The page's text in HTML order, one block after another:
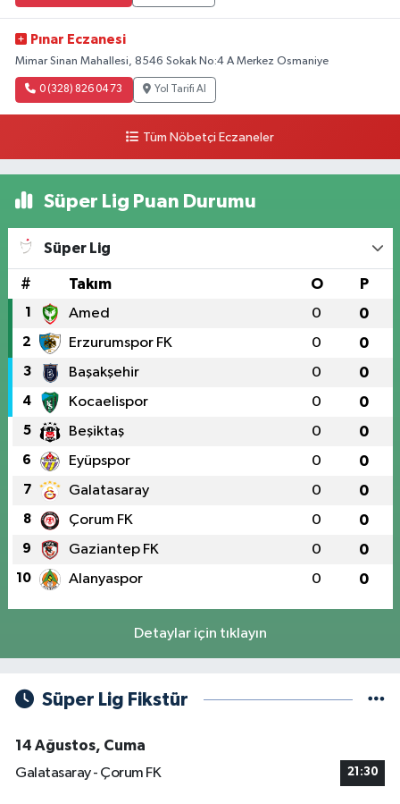
Pınar Eczanesi
Mimar Sinan Mahallesi, 8546 Sokak No:4 A Merkez Osmaniye
0 (328) 826 04 73 Yol Tarifi Al
Tüm Nöbetçi Eczaneler
Süper Lig Puan Durumu
Süper Lig
# Takım O P
1 Amed 0 0
2 Erzurumspor FK 0 0
3 Başakşehir 0 0
4 Kocaelispor 0 0
5 Beşiktaş 0 0
6 Eyüpspor 0 0
7 Galatasaray 0 0
8 Çorum FK 0 0
9 Gaziantep FK 0 0
10 Alanyaspor 0 0
Detaylar için tıklayın
Süper Lig Fikstür
14 Ağustos, Cuma
Galatasaray - Çorum FK
21:30